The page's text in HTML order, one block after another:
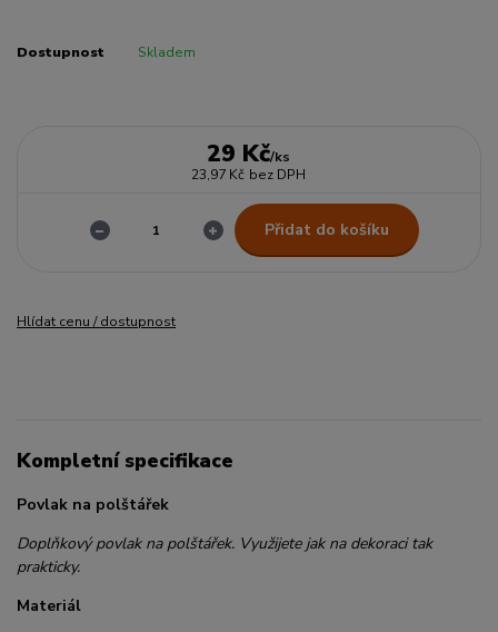
Dostupnost Skladem
29 Kč/ks
23,97 Kč bez DPH
Přidat do košíku
Hlídat cenu / dostupnost
Kompletní specifikace
Povlak na polštářek
Doplňkový povlak na polštářek. Využijete jak na dekoraci tak
prakticky.
Materiál